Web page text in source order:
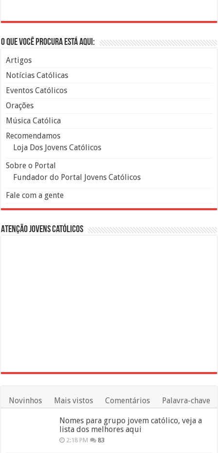
O que você procura está aqui:
Artigos
Notícias Católicas
Eventos Católicos
Orações
Música Católica
Recomendamos
Loja Dos Jovens Católicos
Sobre o Portal
Fundador do Portal Jovens Católicos
Fale com a gente
Atenção Jovens Católicos
Novinhos Mais vistos Comentários Palavra-chave
Nomes para grupo jovem católico, veja a
lista dos melhores aqui
2:18 PM 83